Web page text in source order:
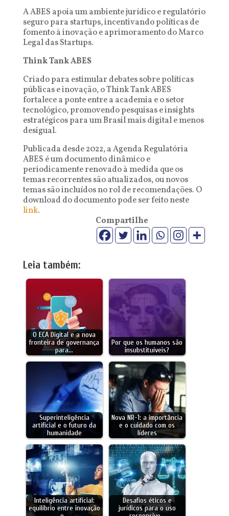
A ABES apoia um ambiente jurídico e regulatório
seguro para startups, incentivando políticas de
fomento à inovação e aprimoramento do Marco
Legal das Startups.
Think Tank ABES
Criado para estimular debates sobre políticas
públicas e inovação, o Think Tank ABES
fortalece a ponte entre a academia e o setor
tecnológico, promovendo pesquisas e insights
estratégicos para um Brasil mais digital e menos
desigual.
Publicada desde 2022, a Agenda Regulatória
ABES é um documento dinâmico e
periodicamente renovado à medida que os
temas recorrentes são atualizados, ou novos
temas são incluídos no rol de recomendações. O
download do documento pode ser feito neste
link.
Compartilhe
Leia também:
O ECA Digital e a nova
fronteira de governança
para…
Por que os humanos são
insubstituíveis?
Superinteligência
artificial e o futuro da
humanidade
Nova NR-1: a importância
e o cuidado com os
líderes
Inteligência artificial:
equilíbrio entre inovação
Desafios éticos e
jurídicos para o uso